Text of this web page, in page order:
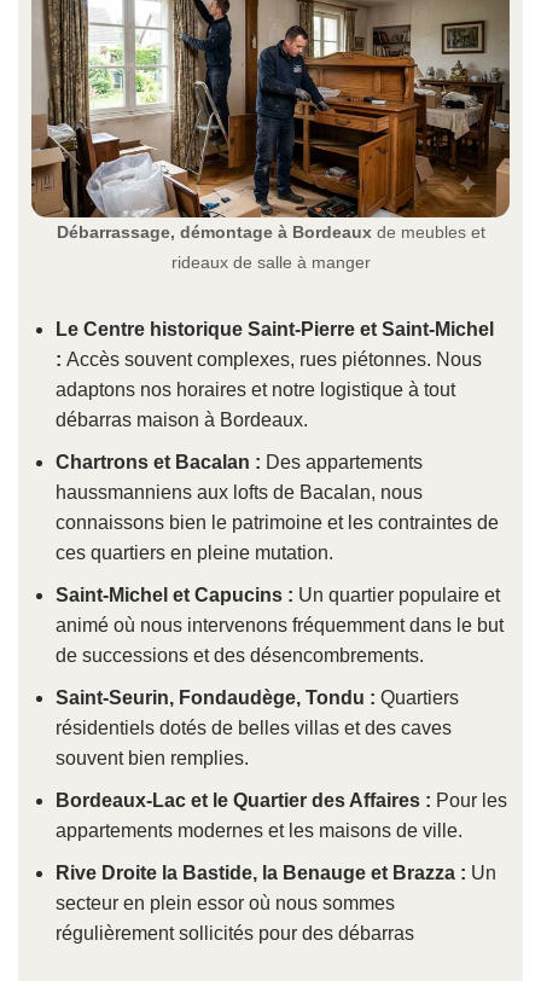
Débarrassage, démontage à Bordeauxde meubles et
rideaux de salle à manger
Le Centre historique Saint-Pierre et Saint-Michel
: Accès souvent complexes, rues piétonnes. Nous
adaptons nos horaires et notre logistique à tout
débarras maison à Bordeaux.
Chartrons et Bacalan : Des appartements
haussmanniens aux lofts de Bacalan, nous
connaissons bien le patrimoine et les contraintes de
ces quartiers en pleine mutation.
Saint-Michel et Capucins : Un quartier populaire et
animé où nous intervenons fréquemment dans le but
de successions et des désencombrements.
Saint-Seurin, Fondaudège, Tondu : Quartiers
résidentiels dotés de belles villas et des caves
souvent bien remplies.
Bordeaux-Lac et le Quartier des Affaires : Pour les
appartements modernes et les maisons de ville.
Rive Droite la Bastide, la Benauge et Brazza : Un
secteur en plein essor où nous sommes
régulièrement sollicités pour des débarras